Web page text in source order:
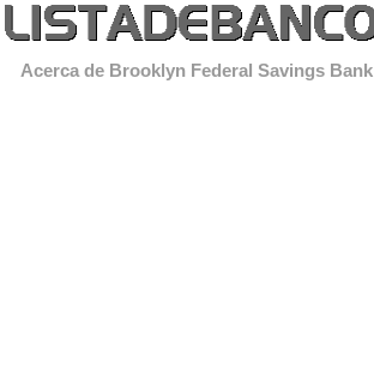
Acerca de Brooklyn Federal Savings Bank